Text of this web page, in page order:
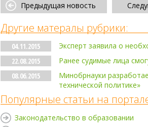
Предыдущая новость
Другие матералы рубрики:
04.11.2015
Эксперт заявила о
22.08.2015
Ранее судимые лица
08.06.2015
Минобрнауки
технической политике»
Популярные статьи на
Законодательство в образовании